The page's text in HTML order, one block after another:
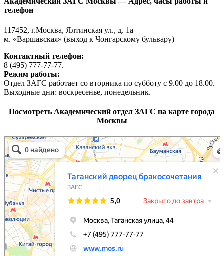
телефон
117452, г.Москва, Ялтинская ул., д. 1а
м. «Варшавская» (выход к Чонгарскому бульвару)
Контактный телефон:
8 (495) 777-77-77.
Режим работы:
Отдел ЗАГС работает со вторника по субботу с 9.00 до 18.00.
Выходные дни: воскресенье, понедельник.
Посмотреть Академический отдел ЗАГС на карте города
Москвы
Академический ЗАГС Москвы в Москве
Москва